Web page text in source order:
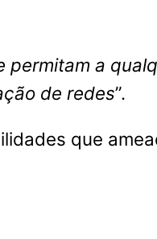
permitam a
de redes”.
que